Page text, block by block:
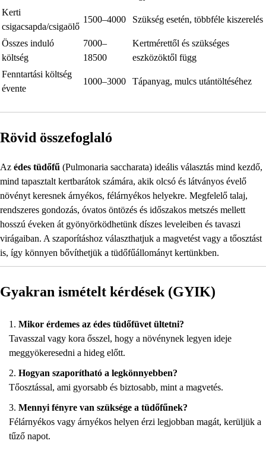
Kerti
csigacsapda/csigaölő
1500–4000 Szükség esetén, többféle kiszerelés
Összes induló
költség
7000–
18500
Kertmérettől és szükséges
eszközöktől függ
Fenntartási költség
évente
1000–3000 Tápanyag, mulcs utántöltéséhez
Rövid összefoglaló
Az édes tüdőfű (Pulmonaria saccharata) ideális választás mind kezdő,
mind tapasztalt kertbarátok számára, akik olcsó és látványos évelő
növényt keresnek árnyékos, félárnyékos helyekre. Megfelelő talaj,
rendszeres gondozás, óvatos öntözés és időszakos metszés mellett
hosszú éveken át gyönyörködhetünk díszes leveleiben és tavaszi
virágaiban. A szaporításhoz választhatjuk a magvetést vagy a tőosztást
is, így könnyen bővíthetjük a tüdőfűállományt kertünkben.
Gyakran ismételt kérdések (GYIK)
Mikor érdemes az édes tüdőfüvet ültetni?
Tavasszal vagy kora ősszel, hogy a növénynek legyen ideje
meggyökeresedni a hideg előtt.
Hogyan szaporítható a legkönnyebben?
Tőosztással, ami gyorsabb és biztosabb, mint a magvetés.
Mennyi fényre van szüksége a tüdőfűnek?
Félárnyékos vagy árnyékos helyen érzi legjobban magát, kerüljük a
tűző napot.